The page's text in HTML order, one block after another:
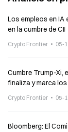
Los empleos en IA
en la cumbre de CII
Crypto Frontier 05-
Cumbre Trump-Xi,
finaliza y marca
Crypto Frontier 05-
Bloomberg: El